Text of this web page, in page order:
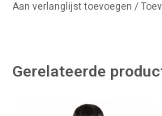
De kleding, tas en
Aan verlanglijst toevoegen /
Gerelateerde